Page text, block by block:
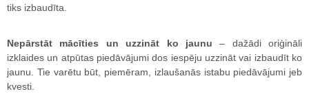
tiks izbaudīta.
Nepārstāt mācīties un uzzināt ko jaunu – dažādi oriģināli
izklaides un atpūtas piedāvājumi dos iespēju uzzināt vai izbaudīt ko
jaunu. Tie varētu būt, piemēram, izlaušanās istabu piedāvājumi jeb
kvesti.